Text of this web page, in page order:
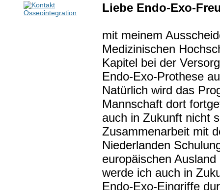
Liebe Endo-Exo-
mit meinem
Medizinischen
Kapitel bei der
Endo-Exo-Prothese
Natürlich wird das
Mannschaft dort
auch in Zukunft nicht
Zusammenarbeit mit
Niederlanden
europäischen
werde ich auch in
Endo-Exo-Eingriffe